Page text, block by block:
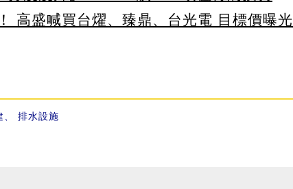
高盛喊買台燿、臻鼎、台光電 目標價曝光
、 排水設施